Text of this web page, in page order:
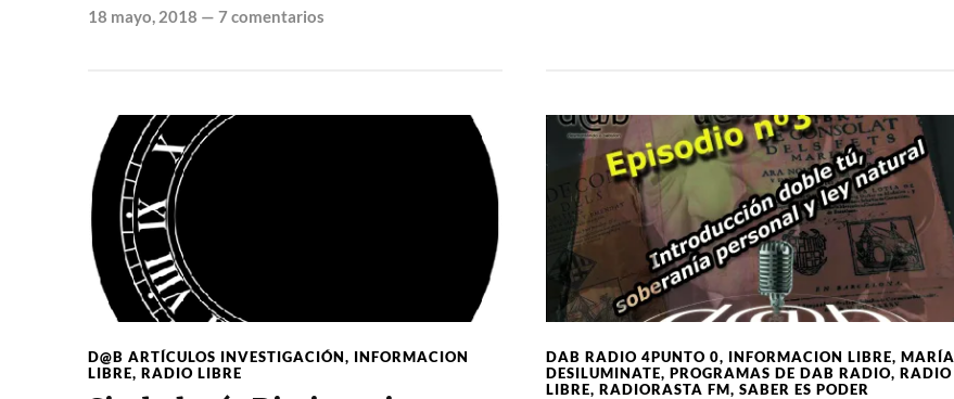
18 mayo, 2018 — 7 comentarios
D@B ARTÍCULOS INVESTIGACIÓN, INFORMACION
LIBRE, RADIO LIBRE
DAB RADIO 4PUNTO 0, INFORMACION LIBRE, MARÍA
DESILUMINATE, PROGRAMAS DE DAB RADIO, RADIO
LIBRE, RADIORASTA FM, SABER ES PODER